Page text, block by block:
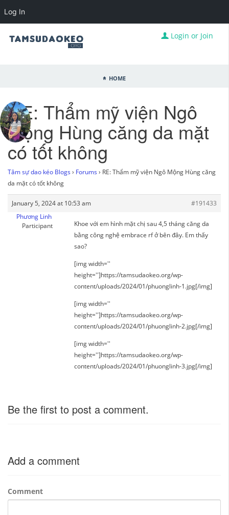
Login or Join
Home
RE: Thẩm mỹ viện Ngô
Mộng Hùng căng da mặt
có tốt không
Tâm sự dao kéo Blogs › Forums › RE: Thẩm mỹ viện Ngô Mộng Hùng căng
da mặt có tốt không
January 5, 2024 at 10:53 am
#191433
Phương Linh
Participant
Khoe với em hình mặt chị sau 4,5 tháng căng da
bằng công nghệ embrace rf ở bên đây. Em thấy
sao?
[img width=''
height='']https://tamsudaokeo.org/wp-
content/uploads/2024/01/phuonglinh-1.jpg[/img]
[img width=''
height='']https://tamsudaokeo.org/wp-
content/uploads/2024/01/phuonglinh-2.jpg[/img]
[img width=''
height='']https://tamsudaokeo.org/wp-
content/uploads/2024/01/phuonglinh-3.jpg[/img]
Be the first to post a comment.
Add a comment
Comment
Log In